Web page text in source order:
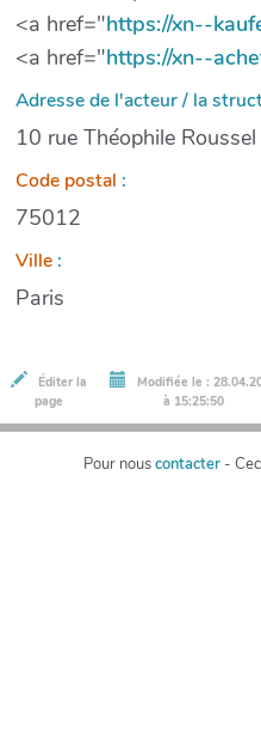
<a href="https://xn--
<a href="https://xn--
Adresse de l'acteur / la
10 rue Théophile Roussel
Code postal :
75012
Ville :
Paris
Éditer la
page
Modifiée le :
à 15:25:50
Pour nouscontacter-